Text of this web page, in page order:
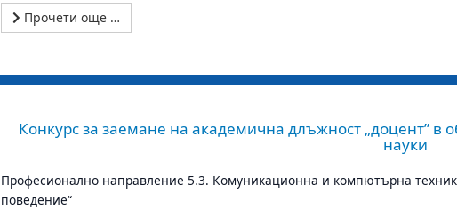
Прочети още …
Конкурс за заемане на академична длъжност „доцент” в
науки
Професионално направление 5.3. Комуникационна и компютърна
поведение“